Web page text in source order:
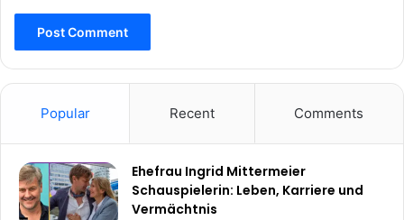
Popular Recent Comments
Ehefrau Ingrid Mittermeier
Schauspielerin: Leben, Karriere und
Vermächtnis